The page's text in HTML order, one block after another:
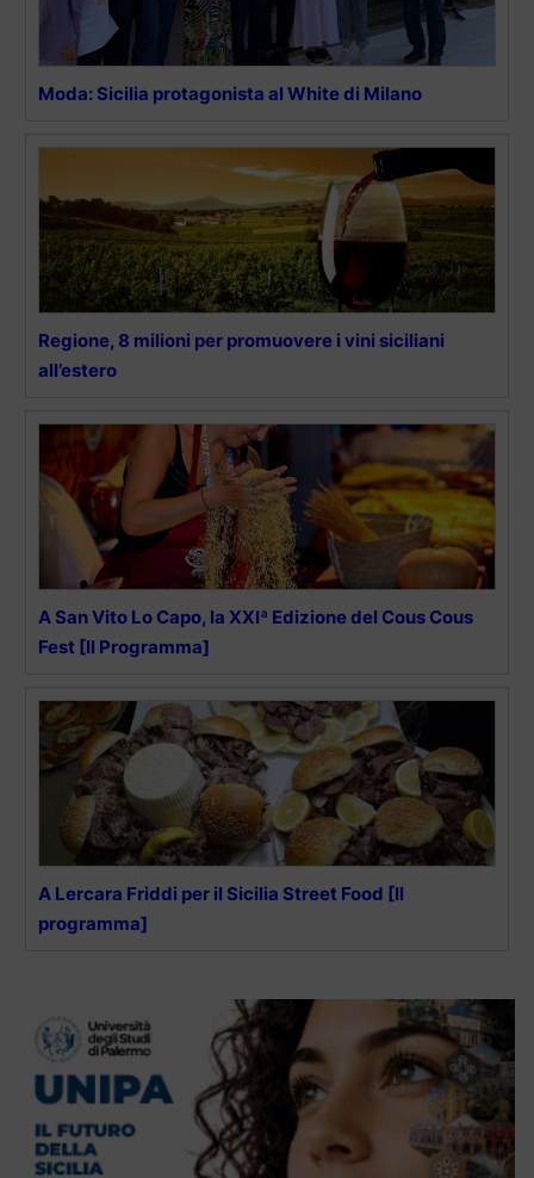
Moda: Sicilia protagonista al White di Milano
Regione, 8 milioni per promuovere i vini siciliani
all’estero
A San Vito Lo Capo, la XXIª Edizione del Cous Cous
Fest [Il Programma]
A Lercara Friddi per il Sicilia Street Food [Il
programma]